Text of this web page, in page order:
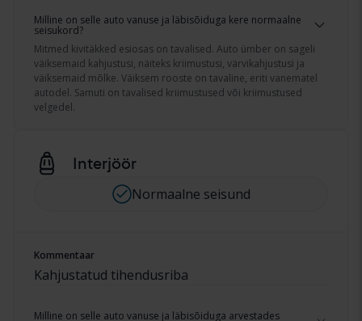
Milline on selle auto vanuse ja läbisõiduga kere normaalne
seisukord?
Mitmed kivitäkked esiosas on tavalised. Auto ümber on sageli
väiksemaid kahjustusi, näiteks kriimustusi, värvikahjustusi ja
väiksemaid mõlke. Väiksem rooste on tavaline, eriti vanematel
autodel. Samuti on tavalised kriimustused või kriimustused
velgedel.
Interjöör
Normaalne seisund
Kommentaar
Kahjustatud tihendusriba
Milline on selle auto vanuse ja läbisõiduga arvestades